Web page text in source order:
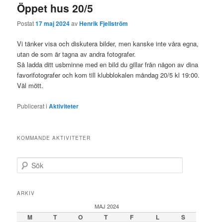
Öppet hus 20/5
Postat17 maj 2024avHenrik Fjellström
Vi tänker visa och diskutera bilder, men kanske inte våra egna,
utan de som är tagna av andra fotografer.
Så ladda ditt usbminne med en bild du gillar från någon av dina
favorifotografer och kom till klubblokalen måndag 20/5 kl 19:00.
Väl mött.
Publicerat i Aktiviteter
KOMMANDE AKTIVITETER
ö
ARKIV
MAJ 2024
M T O T F L S